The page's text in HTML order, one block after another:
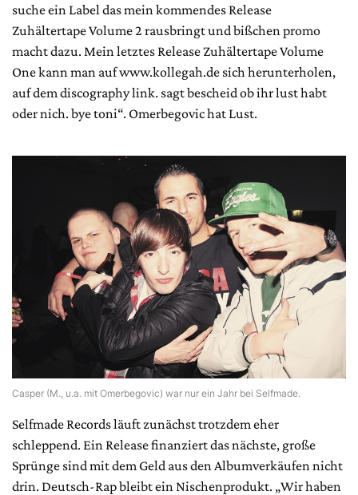
suche ein Label das mein kommendes Release
Zuhältertape Volume 2 rausbringt und bißchen promo
macht dazu. Mein letztes Release Zuhältertape Volume
One kann man auf www.kollegah.de sich herunterholen,
auf dem discography link. sagt bescheid ob ihr lust habt
oder nich. bye toni“. Omerbegovic hat Lust.
Casper (M., u.a. mit Omerbegovic) war nur ein Jahr bei Selfmade.
Selfmade Records läuft zunächst trotzdem eher
schleppend. Ein Release finanziert das nächste, große
Sprünge sind mit dem Geld aus den Albumverkäufen nicht
drin. Deutsch-Rap bleibt ein Nischenprodukt. „Wir haben